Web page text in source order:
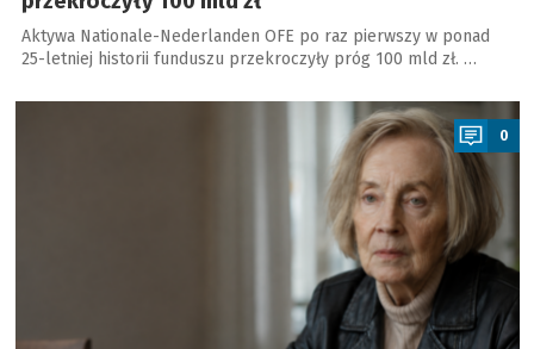
Aktywa Nationale-Nederlanden OFE po raz pierwszy w ponad
25-letniej historii funduszu przekroczyły próg 100 mld zł. …
a
0